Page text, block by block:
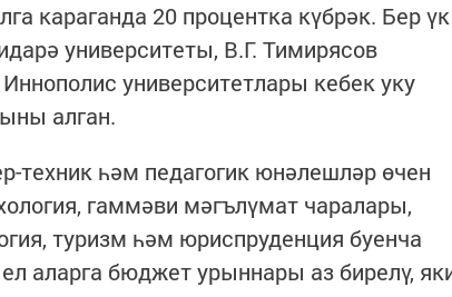
караганда 20 процентка күбрәк. Бер үк
университеты, В.Г. Тимирясов
университетлары кебек уку
алган.
техник һәм педагогик юнәлешләр өчен
гаммәви мәгълүмат чаралары,
туризм һәм юриспруденция буенча
аларга бюджет урыннары аз бирелү,